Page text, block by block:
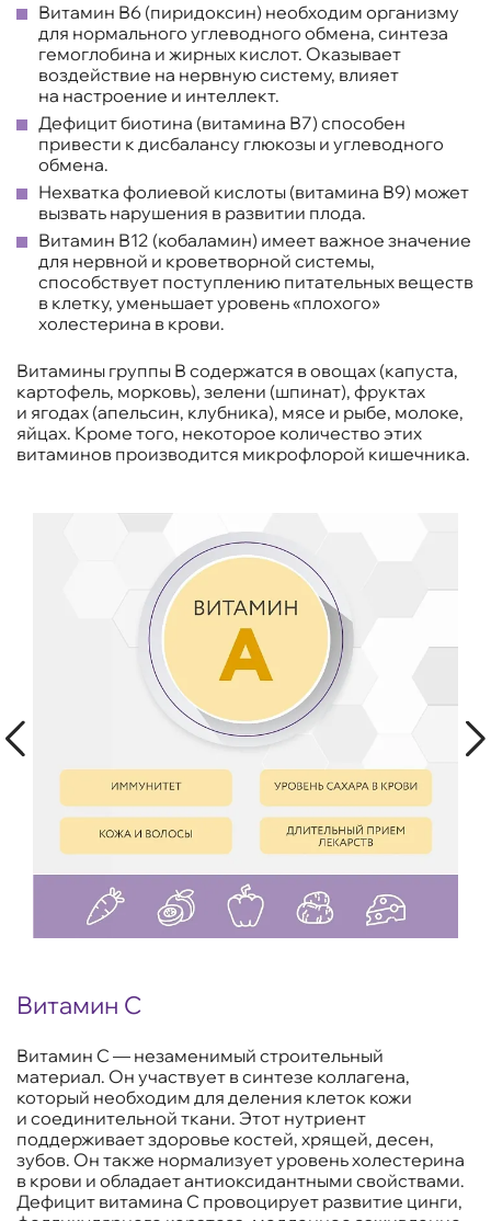
Витамин В6 (пиридоксин) необходим организму
для нормального углеводного обмена, синтеза
гемоглобина и жирных кислот. Оказывает
воздействие на нервную систему, влияет
на настроение и интеллект.
Дефицит биотина (витамина В7) способен
привести к дисбалансу глюкозы и углеводного
обмена.
Нехватка фолиевой кислоты (витамина В9) может
вызвать нарушения в развитии плода.
Витамин В12 (кобаламин) имеет важное значение
для нервной и кроветворной системы,
способствует поступлению питательных веществ
в клетку, уменьшает уровень «плохого»
холестерина в крови.
Витамины группы В содержатся в овощах (капуста,
картофель, морковь), зелени (шпинат), фруктах
и ягодах (апельсин, клубника), мясе и рыбе, молоке,
яйцах. Кроме того, некоторое количество этих
витаминов производится микрофлорой кишечника.
Витамин С
Витамин С — незаменимый строительный
материал. Он участвует в синтезе коллагена,
который необходим для деления клеток кожи
и соединительной ткани. Этот нутриент
поддерживает здоровье костей, хрящей, десен,
зубов. Он также нормализует уровень холестерина
в крови и обладает антиоксидантными свойствами.
Дефицит витамина С провоцирует развитие цинги,